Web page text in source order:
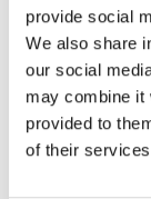
provide social
We also share
our social
may combine it
provided to
of their
Articoli
Articoli con
Articoli
In quanto di
al trattamento
all’informativa